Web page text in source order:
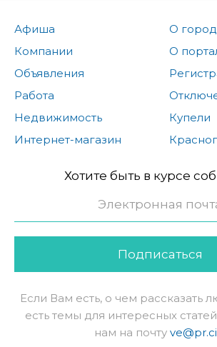
Афиша
Компании
Объявления
Работа
Недвижимость
Интернет-магазин
О
О
Купели
Хотите быть в курсе
Подписаться
Если Вам есть, о чем рассказать
есть темы для интересных
нам на почту